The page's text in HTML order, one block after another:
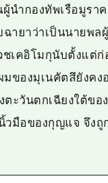
ผู้นำกองทัพเรือมูร
ฉายาว่าเป็นนายพ
ชเคอิโมกุนับตั้งแต่
ของมุเนคัตสึยังคง
ะวันตกเฉียงใต้ข
มือของกุญแจ จึงถู